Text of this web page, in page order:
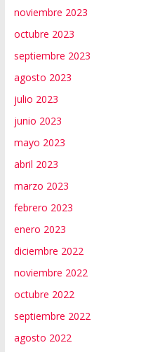
noviembre 2023
octubre 2023
septiembre 2023
agosto 2023
julio 2023
junio 2023
mayo 2023
abril 2023
marzo 2023
febrero 2023
enero 2023
diciembre 2022
noviembre 2022
octubre 2022
septiembre 2022
agosto 2022